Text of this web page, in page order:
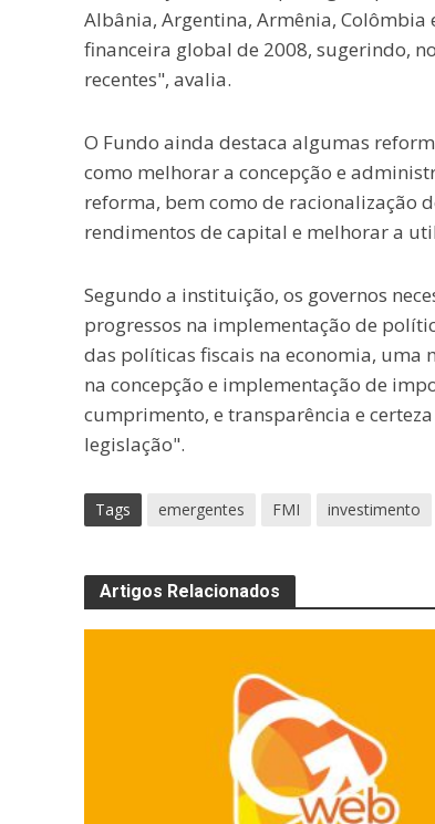
Albânia, Argentina, Armênia, Colômbia
financeira global de 2008, sugerindo,
recentes", avalia.
O Fundo ainda destaca algumas
como melhorar a concepção e
reforma, bem como de racionalização
rendimentos de capital e melhorar a
Segundo a instituição, os governos
progressos na implementação de
das políticas fiscais na economia,
na concepção e implementação de
cumprimento, e transparência e
legislação".
Tags emergentes FMI investimento
Artigos Relacionados